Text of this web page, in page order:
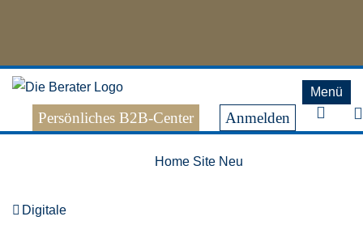
Menü
Persönliches B2B-Center Anmelden
Home Site Neu
Digitale